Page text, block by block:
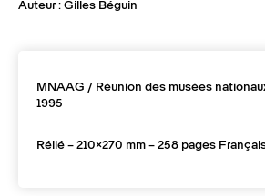
Auteur : Gilles Béguin
MNAAG / Réunion des musées
1995
Rélié – 210×270 mm – 258 pages